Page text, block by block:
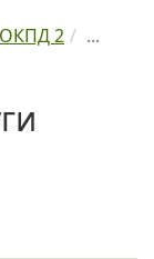
ОКПД 2
...